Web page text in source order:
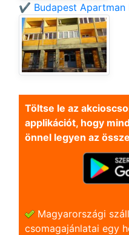
✔️ Budapest Apartman
Töltse le az
applikációt, hogy
önnel legyen az
Magyarországi
csomagajánlatai egy